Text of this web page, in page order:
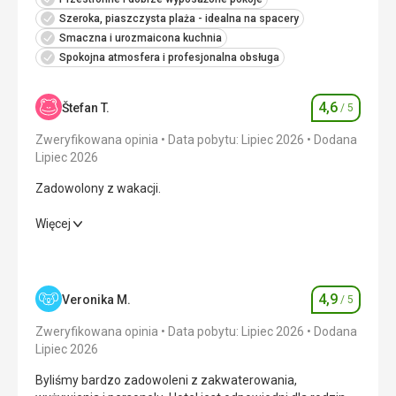
Poza tym nie mam nic do zarzucenia internetowi!????
Ta recenzja została automatycznie przetłumaczona za
pomocą Google Translate
Szeroka, piaszczysta plaża - idealna na spacery
Smaczna i urozmaicona kuchnia
Spokojna atmosfera i profesjonalna obsługa
Štefan T. Ocena
4,6 / 5
Zweryfikowana opinia Data pobytu: Lipiec 2026
Dodana
Lipiec 2026
Zadowolony z wakacji.
Zadowolony z wakacji.
Zakwaterowanie 5,0/ 5
Okolica 5,0/ 5
Więcej
Veronika M. Ocena
4,9 / 5
Zweryfikowana opinia Data pobytu: Lipiec 2026
Dodana
Lipiec 2026
Byliśmy bardzo zadowoleni z zakwaterowania,